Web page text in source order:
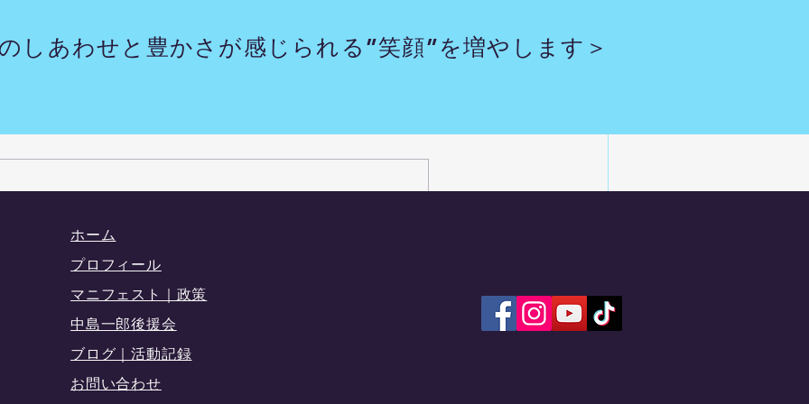
ヒシ除去作業(諏訪湖) 7/11
しあわせと豊かさが感じられる”笑顔”を増やします＞
ホーム
プロフィール
マニフェスト｜政策
中島一郎後援会
ブログ｜活動記録
​お問い合わせ